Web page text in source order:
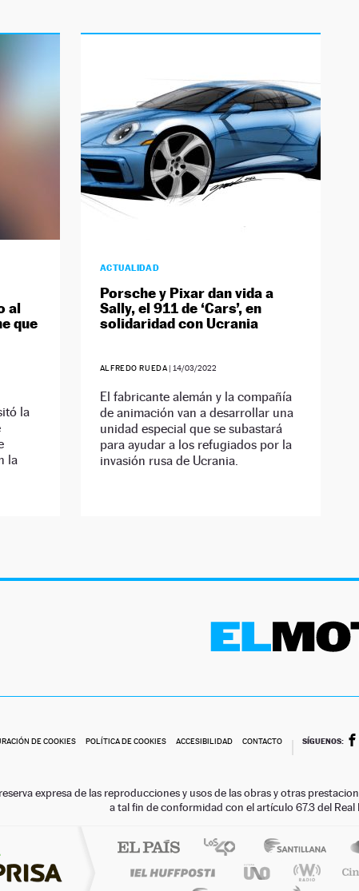
al
que
la
la
ACTUALIDAD
Porsche y Pixar dan vida a
Sally, el 911 de ‘Cars’, en
solidaridad con Ucrania
ALFREDO RUEDA | 14/03/2022
El fabricante alemán y la compañía
de animación van a desarrollar una
unidad especial que se subastará
para ayudar a los refugiados por la
invasión rusa de Ucrania.
DE COOKIES POLÍTICA DE COOKIES ACCESIBILIDAD CONTACTO SÍGUENOS:
expresa de las reproducciones y usos de las obras y otras
a tal fin de conformidad con el artículo 67.3 del